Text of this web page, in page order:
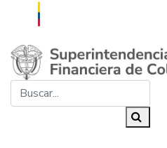
Saltar al contenido principal